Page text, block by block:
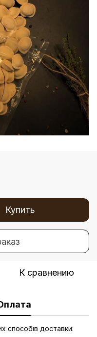
Купить
К сравнению
способів доставки: